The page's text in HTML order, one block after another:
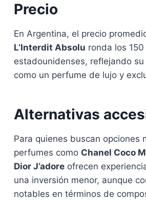
Precio
En Argentina, el precio
L’Interdit Absolu ronda los
estadounidenses, reflejando
como un perfume de lujo y
Alternativas
Para quienes buscan opciones
perfumes como Chanel Coco
Dior J’adore ofrecen
una inversión menor, aunque
notables en términos de